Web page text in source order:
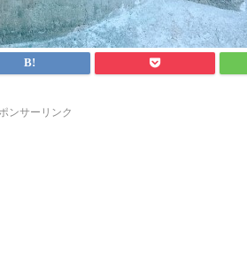
ンサーリンク